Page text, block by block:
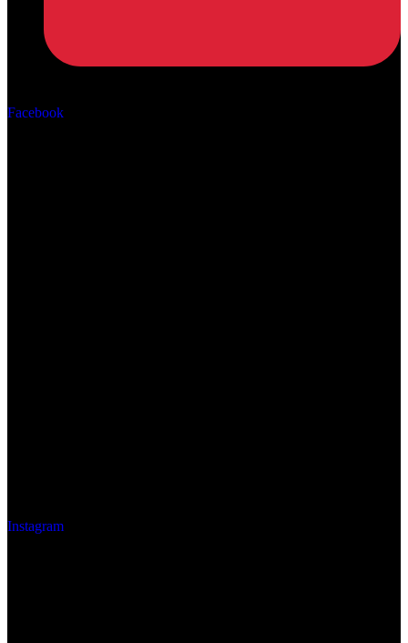
Facebook
Instagram